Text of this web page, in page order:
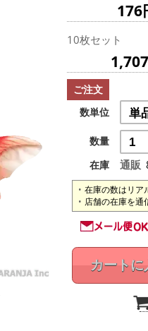
176
10枚セット
ご注文
数単位
数量
在庫
通販
在庫の数はリア
店舗の在庫を通
カートに